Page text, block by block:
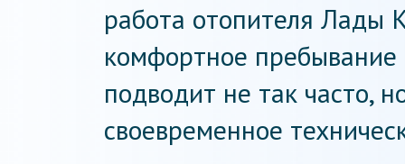
работа отопителя Лады
комфортное пребывание
подводит не так часто,
своевременное